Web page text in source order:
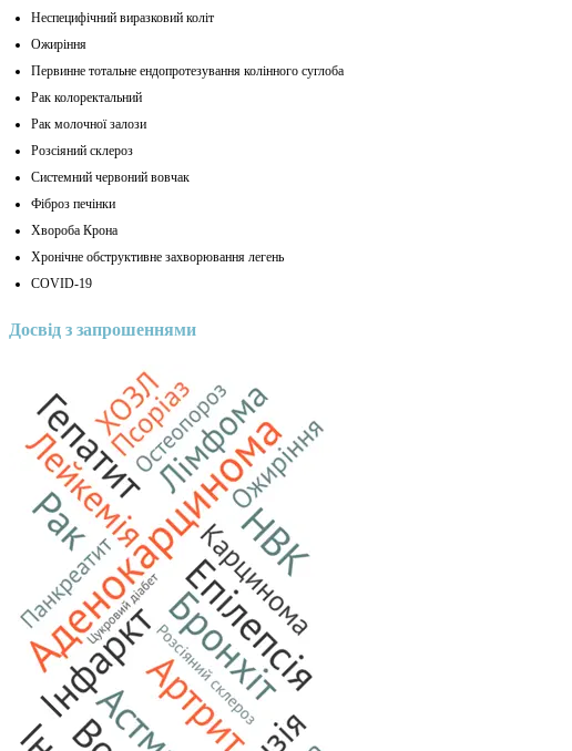
Неспецифічний виразковий коліт
Ожиріння
Первинне тотальне ендопротезування колінного суглоба
Рак колоректальний
Рак молочної залози
Розсіяний склероз
Системний червоний вовчак
Фіброз печінки
Хвороба Крона
Хронічне обструктивне захворювання легень
COVID-19
Досвід з запрошеннями